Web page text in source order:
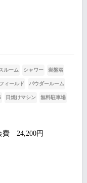
ルーム シャワー 岩盤浴
ィールド パウダールーム
日焼けマシン 無料駐車場
費 24,200円